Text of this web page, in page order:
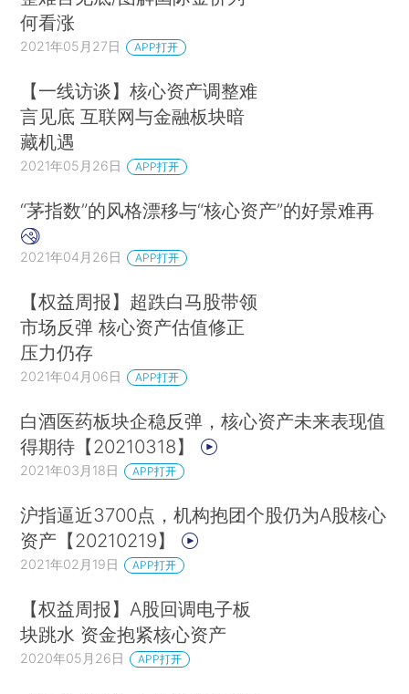
何看涨
2021年05月27日 APP打开
【一线访谈】核心资产调整难
言见底 互联网与金融板块暗
藏机遇
2021年05月26日 APP打开
“茅指数”的风格漂移与“核心资产”的好景难再
2021年04月26日 APP打开
【权益周报】超跌白马股带领
市场反弹 核心资产估值修正
压力仍存
2021年04月06日 APP打开
白酒医药板块企稳反弹，核心资产未来表现值
得期待【20210318】
2021年03月18日 APP打开
沪指逼近3700点，机构抱团个股仍为A股核心
资产【20210219】
2021年02月19日 APP打开
【权益周报】A股回调电子板
块跳水 资金抱紧核心资产
2020年05月26日 APP打开